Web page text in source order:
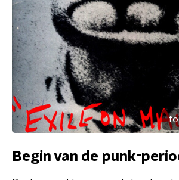
Begin van de punk-